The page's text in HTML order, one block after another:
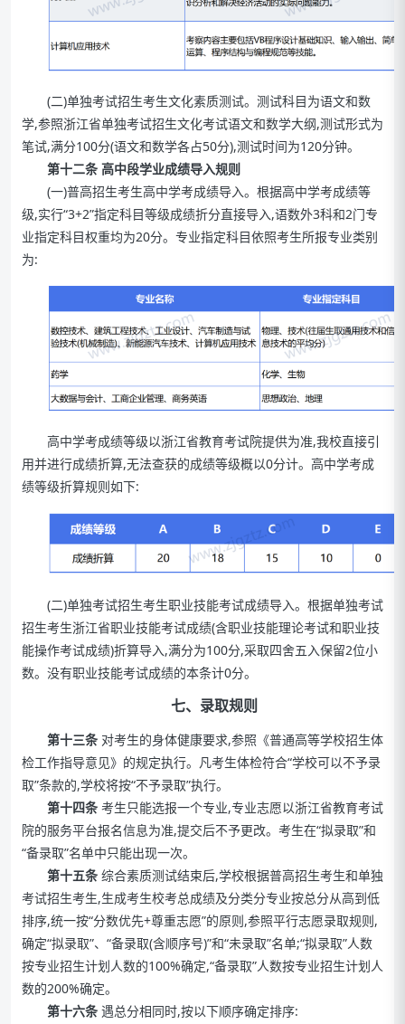
(二)单独考试招生考生文化素质测试。测试科目为语文和数
学,参照浙江省单独考试招生文化考试语文和数学大纲,测试形式为
笔试,满分100分(语文和数学各占50分),测试时间为120分钟。
第十二条 高中段学业成绩导入规则
(一)普高招生考生高中学考成绩导入。根据高中学考成绩等
级,实行“3+2”指定科目等级成绩折分直接导入,语数外3科和2门专
业指定科目权重均为20分。专业指定科目依照考生所报专业类别
为:
高中学考成绩等级以浙江省教育考试院提供为准,我校直接引
用并进行成绩折算,无法查获的成绩等级概以0分计。高中学考成
绩等级折算规则如下:
(二)单独考试招生考生职业技能考试成绩导入。根据单独考试
招生考生浙江省职业技能考试成绩(含职业技能理论考试和职业技
能操作考试成绩)折算导入,满分为100分,采取四舍五入保留2位小
数。没有职业技能考试成绩的本条计0分。
七、录取规则
第十三条 对考生的身体健康要求,参照《普通高等学校招生体
检工作指导意见》的规定执行。凡考生体检符合“学校可以不予录
取”条款的,学校将按“不予录取”执行。
第十四条 考生只能选报一个专业,专业志愿以浙江省教育考试
院的服务平台报名信息为准,提交后不予更改。考生在“拟录取”和
“备录取”名单中只能出现一次。
第十五条 综合素质测试结束后,学校根据普高招生考生和单独
考试招生考生,生成考生校考总成绩及分类分专业按总分从高到低
排序,统一按“分数优先+尊重志愿”的原则,参照平行志愿录取规则,
确定“拟录取”、“备录取(含顺序号)”和“未录取”名单;“拟录取”人数
按专业招生计划人数的100%确定,“备录取”人数按专业招生计划人
数的200%确定。
第十六条 遇总分相同时,按以下顺序确定排序: